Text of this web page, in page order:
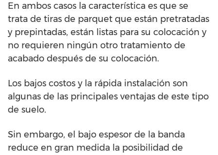
En ambos casos la característica es que se
trata de tiras de parquet que están pretratadas
y prepintadas, están listas para su colocación y
no requieren ningún otro tratamiento de
acabado después de su colocación.
Los bajos costos y la rápida instalación son
algunas de las principales ventajas de este tipo
de suelo.
Sin embargo, el bajo espesor de la banda
reduce en gran medida la posibilidad de